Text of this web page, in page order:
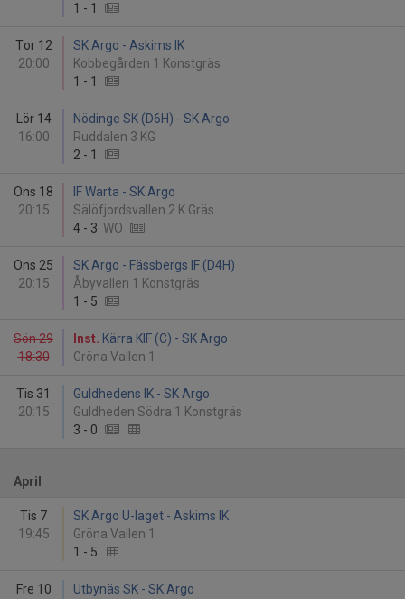
1 - 1
Tor 12
20:00
SK Argo - Askims IK
Kobbegården 1 Konstgräs
1 - 1
Lör 14
16:00
Nödinge SK (D6H) - SK Argo
Ruddalen 3 KG
2 - 1
Ons 18
20:15
IF Warta - SK Argo
Sälöfjordsvallen 2 K.Gräs
4 - 3 WO
Ons 25
20:15
SK Argo - Fässbergs IF (D4H)
Åbyvallen 1 Konstgräs
1 - 5
Sön 29
18:30
Inst. Kärra KIF (C) - SK Argo
Gröna Vallen 1
Tis 31
20:15
Guldhedens IK - SK Argo
Guldheden Södra 1 Konstgräs
3 - 0
April
Tis 7
19:45
SK Argo U-laget - Askims IK
Gröna Vallen 1
1 - 5
Fre 10
Utbynäs SK - SK Argo